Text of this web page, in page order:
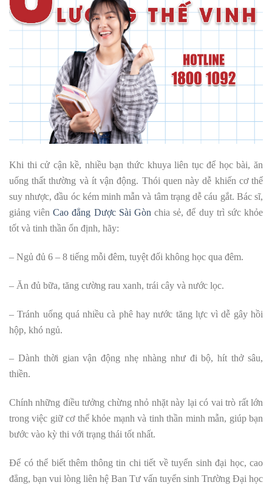
Khi thi cử cận kề, nhiều bạn thức khuya liên tục để học bài, ăn
uống thất thường và ít vận động. Thói quen này dễ khiến cơ thể
suy nhược, đầu óc kém minh mẫn và tâm trạng dễ cáu gắt. Bác sĩ,
giảng viênCao đẳng Dược Sài Gòn chia sẻ, để duy trì sức khỏe
tốt và tinh thần ổn định, hãy:
– Ngủ đủ 6 – 8 tiếng mỗi đêm, tuyệt đối không học qua đêm.
– Ăn đủ bữa, tăng cường rau xanh, trái cây và nước lọc.
– Tránh uống quá nhiều cà phê hay nước tăng lực vì dễ gây hồi
hộp, khó ngủ.
– Dành thời gian vận động nhẹ nhàng như đi bộ, hít thở sâu,
thiền.
Chính những điều tưởng chừng nhỏ nhặt này lại có vai trò rất lớn
trong việc giữ cơ thể khỏe mạnh và tinh thần minh mẫn, giúp bạn
bước vào kỳ thi với trạng thái tốt nhất.
Để có thể biết thêm thông tin chi tiết về tuyển sinh đại học, cao
đẳng, bạn vui lòng liên hệ Ban Tư vấn tuyển sinh Trường Đại học